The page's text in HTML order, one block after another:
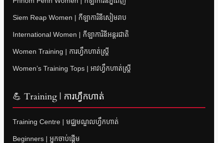
Siem Reap Women | កីឡាការិនីសៀមរាប
International Women | កីឡាការិនីអន្តរជាតិ
Women Training | ការហ្វឹកហាត់ស្ត្រី
Women’s Training Tops | អាវហ្វឹកហាត់ស្ត្រី
💪 Training | ការហ្វឹកហាត់
Training Centre | មជ្ឈមណ្ឌលហ្វឹកហាត់
Beginners | អ្នកចាប់ផ្តើម